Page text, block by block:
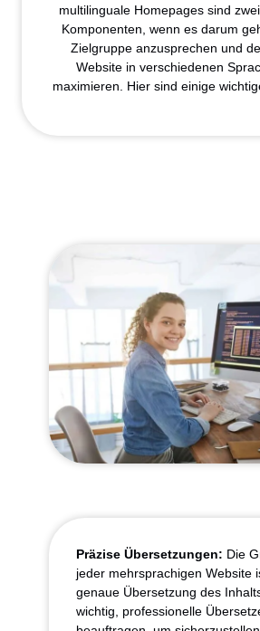
multilinguale Homepages sind
Komponenten, wenn es darum
Zielgruppe anzusprechen und
Website in verschiedenen
maximieren. Hier sind einige
Präzise Übersetzungen: Die
jeder mehrsprachigen Website
genaue Übersetzung des
wichtig, professionelle